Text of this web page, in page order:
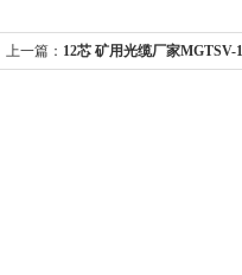
上一篇： 12芯 矿用光缆厂家MGTSV-